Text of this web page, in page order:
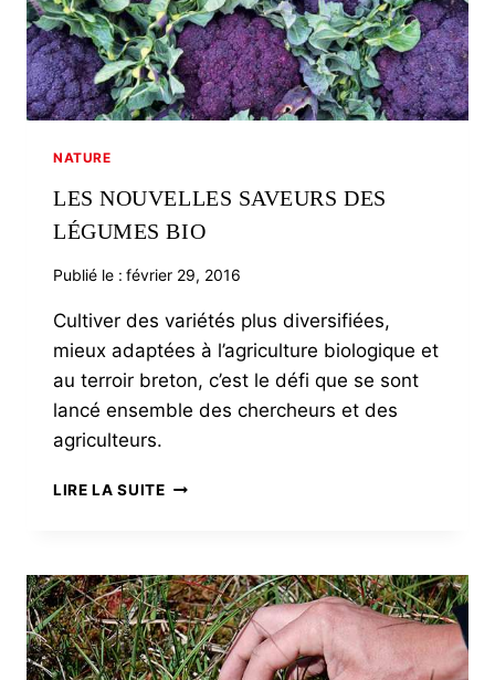
NATURE
LES NOUVELLES SAVEURS DES
LÉGUMES BIO
Publié le : février 29, 2016
Cultiver des variétés plus diversifiées,
mieux adaptées à l’agriculture biologique et
au terroir breton, c’est le défi que se sont
lancé ensemble des chercheurs et des
agriculteurs.
LIRE LA SUITELES
LÉGUMES
BIO